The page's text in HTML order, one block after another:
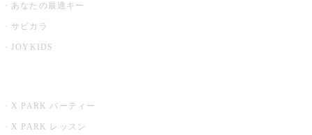
あなたの最適キー
サビカラ
JOYKIDS
X PARK パーティー
X PARK レッスン